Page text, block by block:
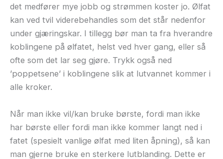
det medfører mye jobb og strømmen koster jo. Ølfat
kan ved tvil viderebehandles som det står nedenfor
under gjæringskar. I tillegg bør man ta fra hverandre
koblingene på ølfatet, helst ved hver gang, eller så
ofte som det lar seg gjøre. Trykk også ned
’poppetsene’ i koblingene slik at lutvannet kommer i
alle kroker.
Når man ikke vil/kan bruke børste, fordi man ikke
har børste eller fordi man ikke kommer langt ned i
fatet (spesielt vanlige ølfat med liten åpning), så kan
man gjerne bruke en sterkere lutblanding. Dette er